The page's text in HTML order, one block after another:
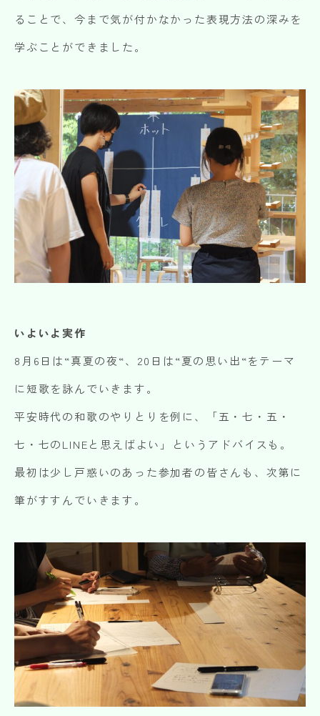
ることで、今まで気が付かなかった表現方法の深みを
学ぶことができました。
いよいよ実作
8月6日は“真夏の夜“、20日は“夏の思い出“をテーマ
に短歌を詠んでいきます。
平安時代の和歌のやりとりを例に、「五・七・五・
七・七のLINEと思えばよい」というアドバイスも。
最初は少し戸惑いのあった参加者の皆さんも、次第に
筆がすすんでいきます。